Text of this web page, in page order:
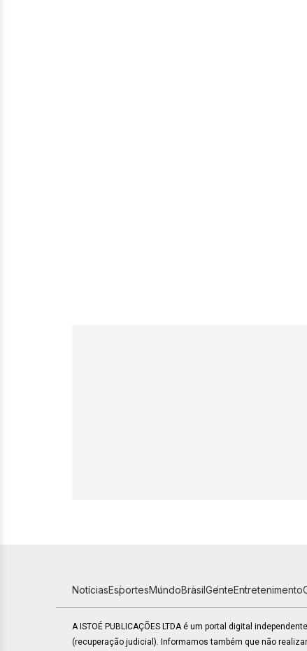
NotíciasEsportesMundoBrasilGenteEntretenimento
A ISTOÉ PUBLICAÇÕES LTDA é um portal digital
(recuperação judicial). Informamos também que não